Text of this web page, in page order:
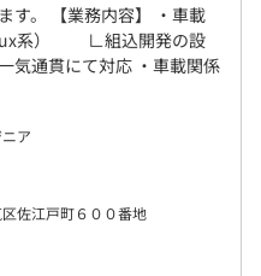
す。 【業務内容】 ・車載
系） ∟組込開発の設
気通貫にて対応 ・車載関係
ア
佐江戸町６００番地